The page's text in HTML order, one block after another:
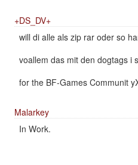
+DS_DV+
will di alle als zip rar oder so
voallem das mit den dogtags i
for the BF-Games Communit
Malarkey
In Work.